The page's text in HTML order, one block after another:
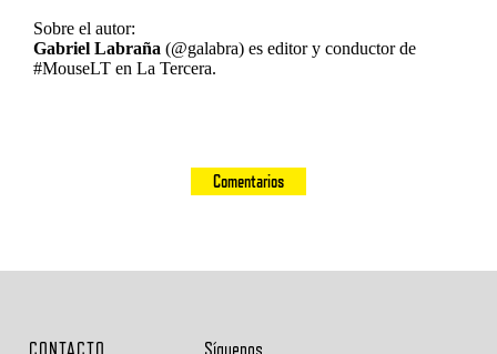
Sobre el autor:
Gabriel Labraña (@galabra) es editor y conductor de
#MouseLT en La Tercera.
Comentarios
CONTACTO Síguenos